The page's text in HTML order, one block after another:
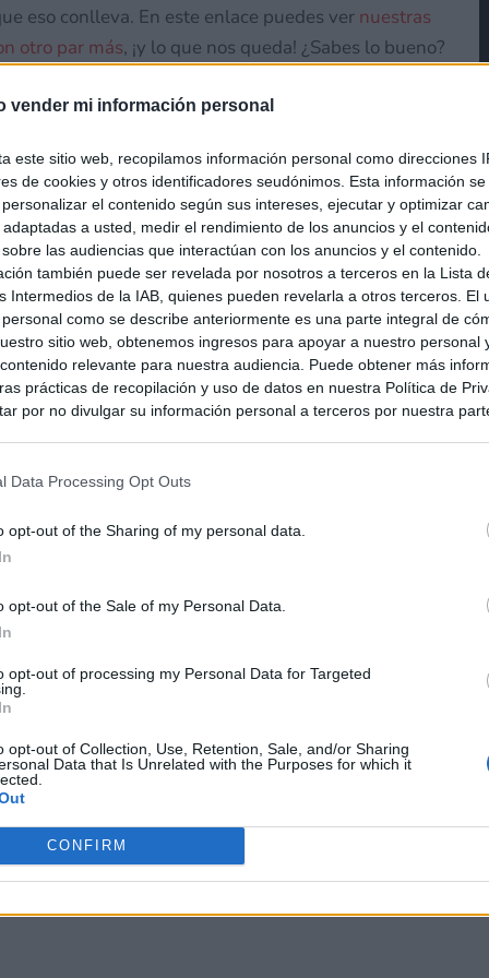
vender mi información personal
este sitio web, recopilamos información personal como direcciones
de cookies y otros identificadores seudónimos. Esta información
el contenido según sus intereses, ejecutar y optimizar
adaptadas a usted, medir el rendimiento de los anuncios y el
las audiencias que interactúan con los anuncios y el contenido.
también puede ser revelada por nosotros a terceros en la Lista
Intermedios de la IAB, quienes pueden revelarla a otros terceros. El
como se describe anteriormente es una parte integral de
sitio web, obtenemos ingresos para apoyar a nuestro personal
relevante para nuestra audiencia. Puede obtener más
prácticas de recopilación y uso de datos en nuestra Política de
por no divulgar su información personal a terceros por nuestra
en la información personal utilizada por nosotros o en
por no participar en la divulgación adicional de su información
en la Lista de participantes intermedios de la IAB.
Data Processing Opt Outs
opt-out of the Sharing of my personal data.
opt-out of the Sale of my Personal Data.
opt-out of processing my Personal Data for Targeted
opt-out of Collection, Use, Retention, Sale, and/or Sharing
Data that Is Unrelated with the Purposes for which it
CONFIRM
eso conlleva. En este enlace puedes ver nuestras
otro par más, ¡y lo que nos queda! ¿Sabes lo bueno?
progreso a la versión final del juego.
VII Rebirth!
a fin de no hacer spoilers, para ver si
su versión Nintendo Switch 2. ¡Vamos a ello!
súper poligonales del juego original de
de Final Fantasy VII Remake nos
opcional, y cuya trama tiene bastante peso.
historia de cada uno de los lugares del planeta.
y te permite perderte por su mundo.
el combate en el juego original, ahora es una
regresa manteniendo su esencia original, ¡pero más
vídeo podrás ver un unboxing express